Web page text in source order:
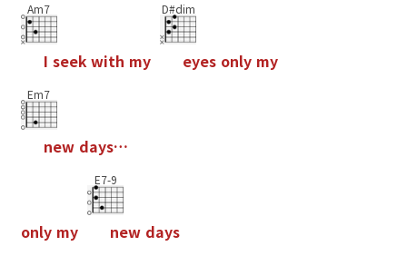
Am7
I seekwith my
D#dim
eyes only my
Em7
new days…
only my
E7-9
new days